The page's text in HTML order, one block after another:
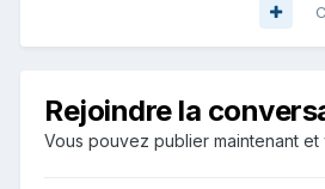
Rejoindre la
Vous pouvez publier maintenant